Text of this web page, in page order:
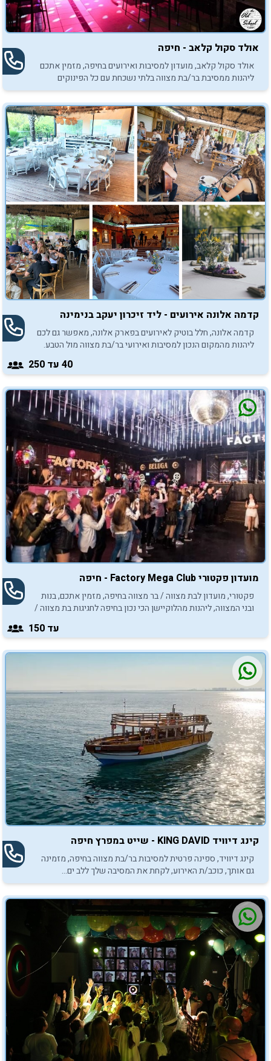
אולד סקול קלאב - חיפה
אולד סקול קלאב, מועדון למסיבות ואירועים בחיפה, מזמין אתכם
ליהנות ממסיבת בר/בת מצווה בלתי נשכחת עם כל הפינוקים
האפשריים.
קדמה אלונה אירועים - ליד זיכרון יעקב בנימינה
קדמה אלונה, חלל בוטיק לאירועים בפארק אלונה, מאפשר גם לכם
ליהנות מהמקום הנכון למסיבות ואירועי בר/בת מצווה מול הטבע.
40 עד 250
מועדון פקטורי Factory Mega Club - חיפה
פקטורי, מועדון לבת מצווה / בר מצווה בחיפה, מזמין אתכם, בנות
ובני המצווה, ליהנות מהלוקיישן הכי נכון בחיפה לחגיגות בת מצווה /
עד 150
קינג דיוויד KING DAVID - שייט במפרץ חיפה
קינג דיוויד, ספינה פרטית למסיבות בר/בת מצווה בחיפה, מזמינה
גם אותך, כוכב/ת האירוע, לקחת את המסיבה שלך ללב ים...